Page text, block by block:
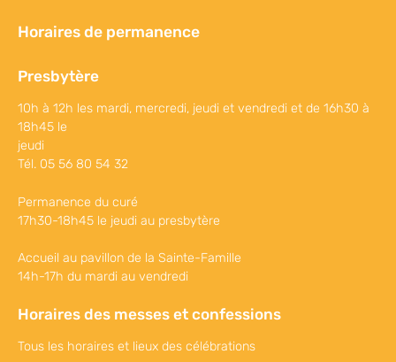
Horaires de permanence
Presbytère
10h à 12h les mardi, mercredi, jeudi et vendredi et de 16h30 à
18h45 le
jeudi
Tél. 05 56 80 54 32
Permanence du curé
17h30-18h45 le jeudi au presbytère
Accueil au pavillon de la Sainte-Famille
14h-17h du mardi au vendredi
Horaires des messes et confessions
Tous les horaires et lieux des célébrations